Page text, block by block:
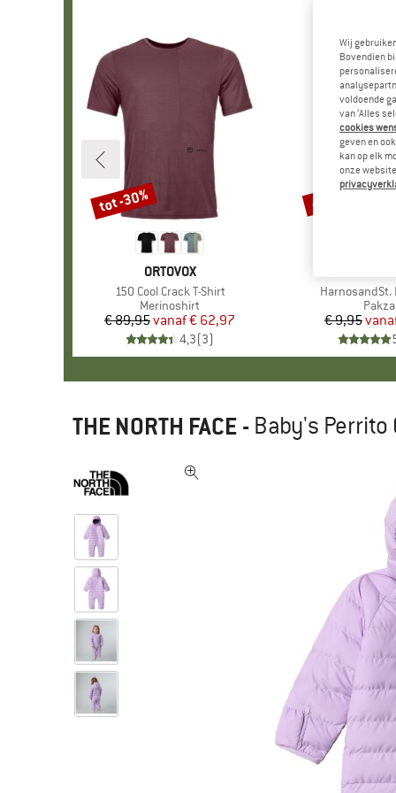
MERK
ORTOVOX
Artikel
150 Cool Crack T-Shirt
Productgroep
Merinoshirt
Prijs
€ 89,95 Verlaagde prijs
vanaf€ 62,97
4,3(3)
Korting
tot -30%
Artikel
HarnosandSt.
€ 9,95
Korting
-57%
THE NORTH FACE - Baby's Perrito
Wij
Bovendien
voldoende
van ‘Alles
cookies
geven en
kan op elk
onze